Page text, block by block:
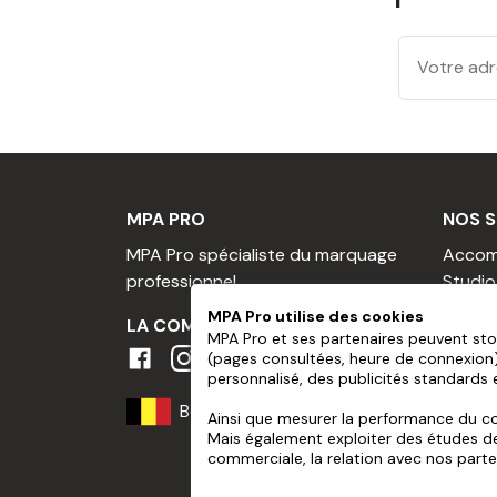
Grammage
536
177 microns/7 mil
test ISO 534
Opacité
94 % d'après la
425
Luminosité
Finition
Mat
Température de
MPA PRO
MPA Pro spécialiste du marquage
professionnel
LA COMMUNAUTÉ MPA
Belgique
NOS
Devis
MPA Pro utilise des cookies
MPA Pro et ses partenaires peuvent
(pages consultées, heure de
personnalisé, des publicités standards
Ainsi que mesurer la performance du
Mais également exploiter des études
commerciale, la relation avec nos